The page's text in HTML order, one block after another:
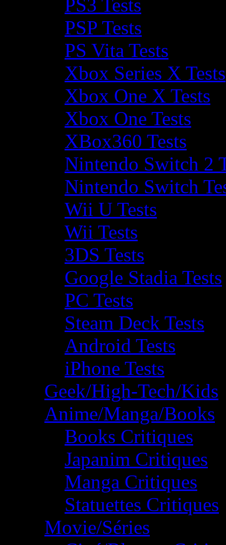
PS3 Tests
PSP Tests
PS Vita Tests
Xbox Series X Tests
Xbox One X Tests
Xbox One Tests
XBox360 Tests
Nintendo Switch 2
Nintendo Switch
Wii U Tests
Wii Tests
3DS Tests
Google Stadia Tests
PC Tests
Steam Deck Tests
Android Tests
iPhone Tests
Geek/High-Tech/Kids
Anime/Manga/Books
Books Critiques
Japanim Critiques
Manga Critiques
Statuettes Critiques
Movie/Séries